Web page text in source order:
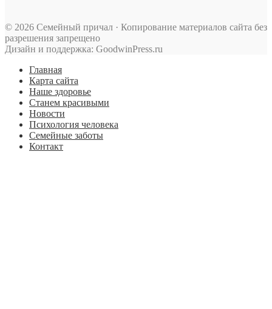
© 2026 Семейный причал · Копирование материалов сайта без
разрешения запрещено
Дизайн и поддержка: GoodwinPress.ru
Главная
Карта сайта
Наше здоровье
Станем красивыми
Новости
Психология человека
Семейные заботы
Контакт